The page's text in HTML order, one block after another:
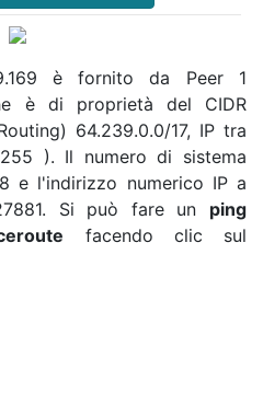
è fornito da Peer 1
è di proprietà del CIDR
64.239.0.0/17, IP tra
). Il numero di sistema
e l'indirizzo numerico IP a
Si può fare un ping
facendo clic sul